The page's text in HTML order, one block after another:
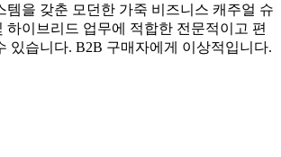
템을 갖춘 모던한 가죽 비즈니스 캐주얼 슈
하이브리드 업무에 적합한 전문적이고 편
있습니다. B2B 구매자에게 이상적입니다.